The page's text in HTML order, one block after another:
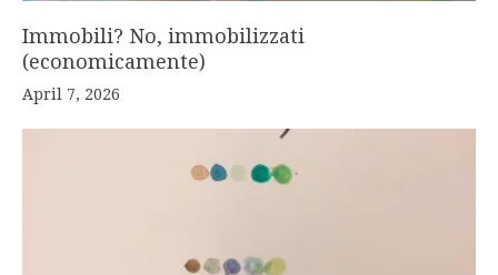
Immobili? No, immobilizzati
(economicamente)
April 7, 2026